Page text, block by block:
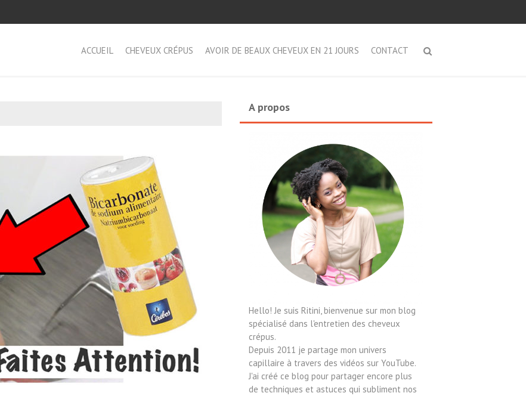
ACCUEIL CHEVEUX CRÉPUS AVOIR DE BEAUX CHEVEUX EN 21 JOURS CONTACT
A propos
Hello! Je suis Ritini, bienvenue sur mon blog
spécialisé dans l'entretien des cheveux
crépus.
Depuis 2011 je partage mon univers
capillaire à travers des vidéos sur YouTube.
J'ai créé ce blog pour partager encore plus
de techniques et astuces qui subliment nos